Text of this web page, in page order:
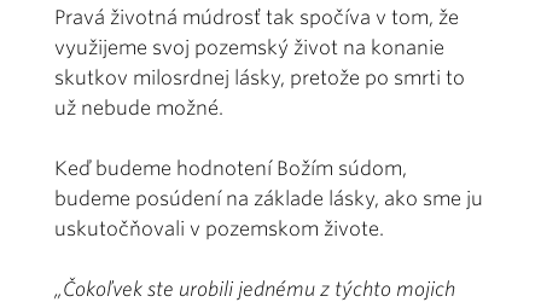
Pravá životná múdrosť tak spočíva v tom, že
využijeme svoj pozemský život na konanie
skutkov milosrdnej lásky, pretože po smrti to
už nebude možné.
Keď budeme hodnotení Božím súdom,
budeme posúdení na základe lásky, ako sme ju
uskutočňovali v pozemskom živote.
„Čokoľvek ste urobili jednému z týchto mojich